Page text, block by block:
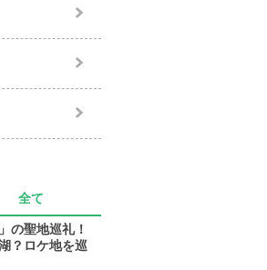
全て
の聖地巡礼！
？ロケ地を巡